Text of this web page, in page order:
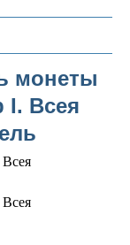
монеты
I. Всея